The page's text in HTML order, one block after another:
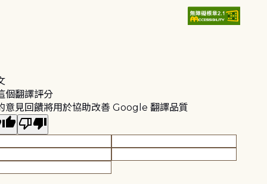
個翻譯評分
意見回饋將用於協助改善 Google 翻譯品質